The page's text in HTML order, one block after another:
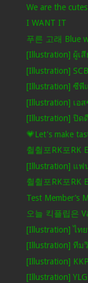
We are the
I WANT IT
푸른 고래 Blue
[Illustration] ผู้เ
[Illustration]
[Illustration] ซีพี
[Illustration] เอ
[Illustration] ปิด
💗Let's make
췰췰포RK포RK
[Illustration] แฟ
췰췰포RK포RK
Test Member’s
오늘 킥플립은
[Illustration] ไท
[Illustration] ทีม
[Illustration]
[Illustration]